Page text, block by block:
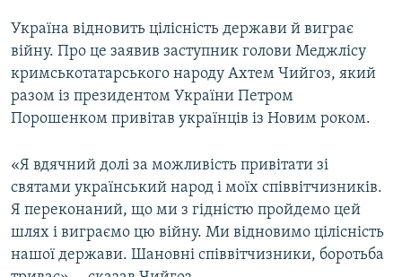
Усі сайти RFE/RL
Україна відновить цілісність держави й виграє
війну. Про це заявив заступник голови Меджлісу
кримськотатарського народу Ахтем Чийгоз, який
разом із президентом України Петром
Порошенком привітав українців із Новим роком.
«Я вдячний долі за можливість привітати зі
святами український народ і моїх співвітчизників.
Я переконаний, що ми з гідністю пройдемо цей
шлях і виграємо цю війну. Ми відновимо цілісність
нашої держави. Шановні співвітчизники, боротьба